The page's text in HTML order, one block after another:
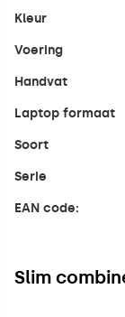
Kleur
Voering
Handvat
Laptop formaat
Soort
Serie
EAN code:
Slim